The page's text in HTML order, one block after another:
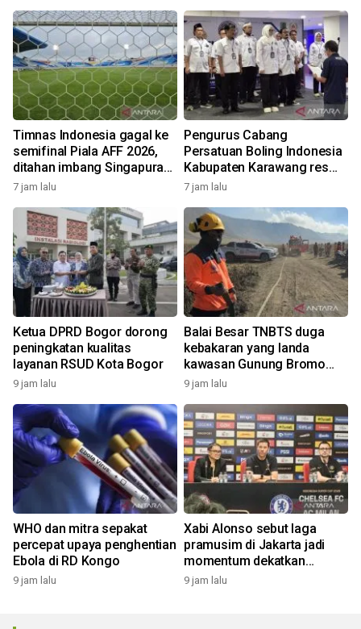
Timnas Indonesia gagal ke
semifinal Piala AFF 2026,
ditahan imbang Singapura
1-1
7 jam lalu
Pengurus Cabang
Persatuan Boling Indonesia
Kabupaten Karawang resmi
terbentuk
7 jam lalu
Ketua DPRD Bogor dorong
peningkatan kualitas
layanan RSUD Kota Bogor
9 jam lalu
Balai Besar TNBTS duga
kebakaran yang landa
kawasan Gunung Bromo
karena aktivitas manusia
9 jam lalu
WHO dan mitra sepakat
percepat upaya penghentian
Ebola di RD Kongo
9 jam lalu
Xabi Alonso sebut laga
pramusim di Jakarta jadi
momentum dekatkan
Chelsea dengan penggemar
9 jam lalu